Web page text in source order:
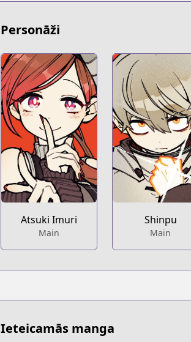
https://bookwalker.jp/series/351107/
Official English
Personāži
Atsuki Imuri
Main
Shinpu
Main
Ieteicamās manga